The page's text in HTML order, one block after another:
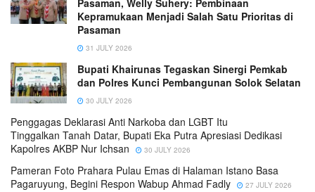
Pasaman, Welly Suhery: Pembinaan
Kepramukaan Menjadi Salah Satu Prioritas di
Pasaman
31 JULY 2026
Bupati Khairunas Tegaskan Sinergi Pemkab
dan Polres Kunci Pembangunan Solok Selatan
30 JULY 2026
Penggagas Deklarasi Anti Narkoba dan LGBT Itu
Tinggalkan Tanah Datar, Bupati Eka Putra Apresiasi Dedikasi
Kapolres AKBP Nur Ichsan
30 JULY 2026
Pameran Foto Prahara Pulau Emas di Halaman Istano Basa
Pagaruyung, Begini Respon Wabup Ahmad Fadly
27 JULY 2026